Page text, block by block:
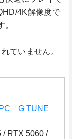
4K解像度で
。
ていません。
「G TUNE
/ RTX 5060 /